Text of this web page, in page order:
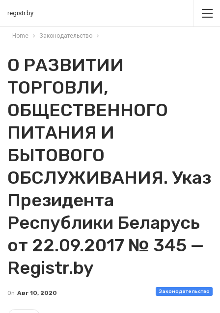
registr.by
Home Законодательство
О РАЗВИТИИ
ТОРГОВЛИ,
ОБЩЕСТВЕННОГО
ПИТАНИЯ И
БЫТОВОГО
ОБСЛУЖИВАНИЯ. Указ
Президента
Республики Беларусь
от 22.09.2017 № 345 —
Registr.by
Законодательство
On Авг 10, 2020